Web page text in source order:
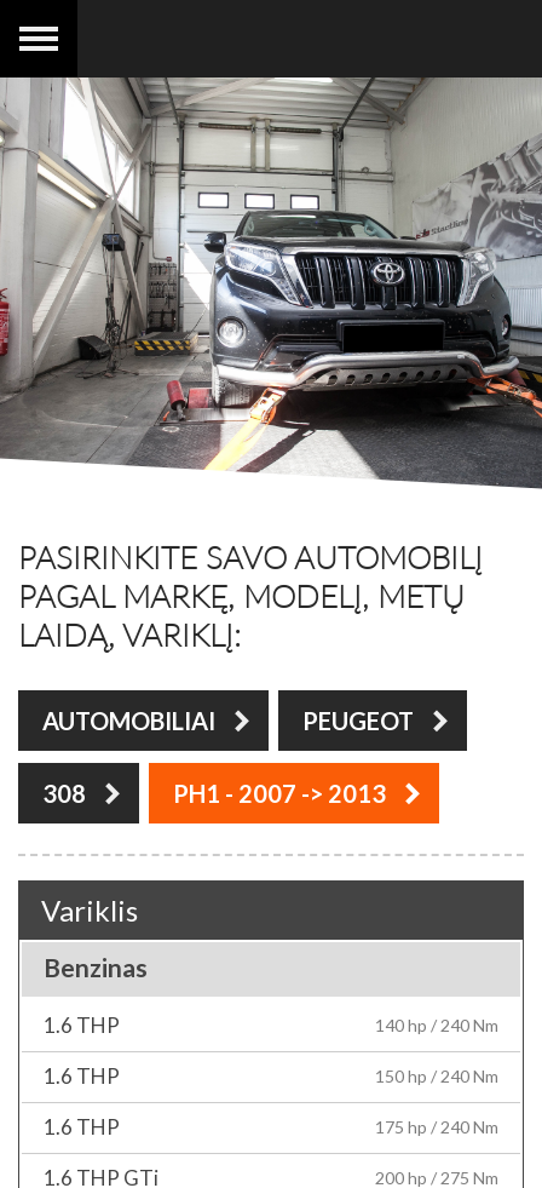
PASIRINKITE SAVO AUTOMOBILĮ
PAGAL MARKĘ, MODELĮ, METŲ
LAIDĄ, VARIKLĮ:
AUTOMOBILIAI PEUGEOT
308 PH1 - 2007 -> 2013
Variklis
Benzinas
1.6 THP 140 hp / 240 Nm
1.6 THP 150 hp / 240 Nm
1.6 THP 175 hp / 240 Nm
1.6 THP GTi 200 hp / 275 Nm